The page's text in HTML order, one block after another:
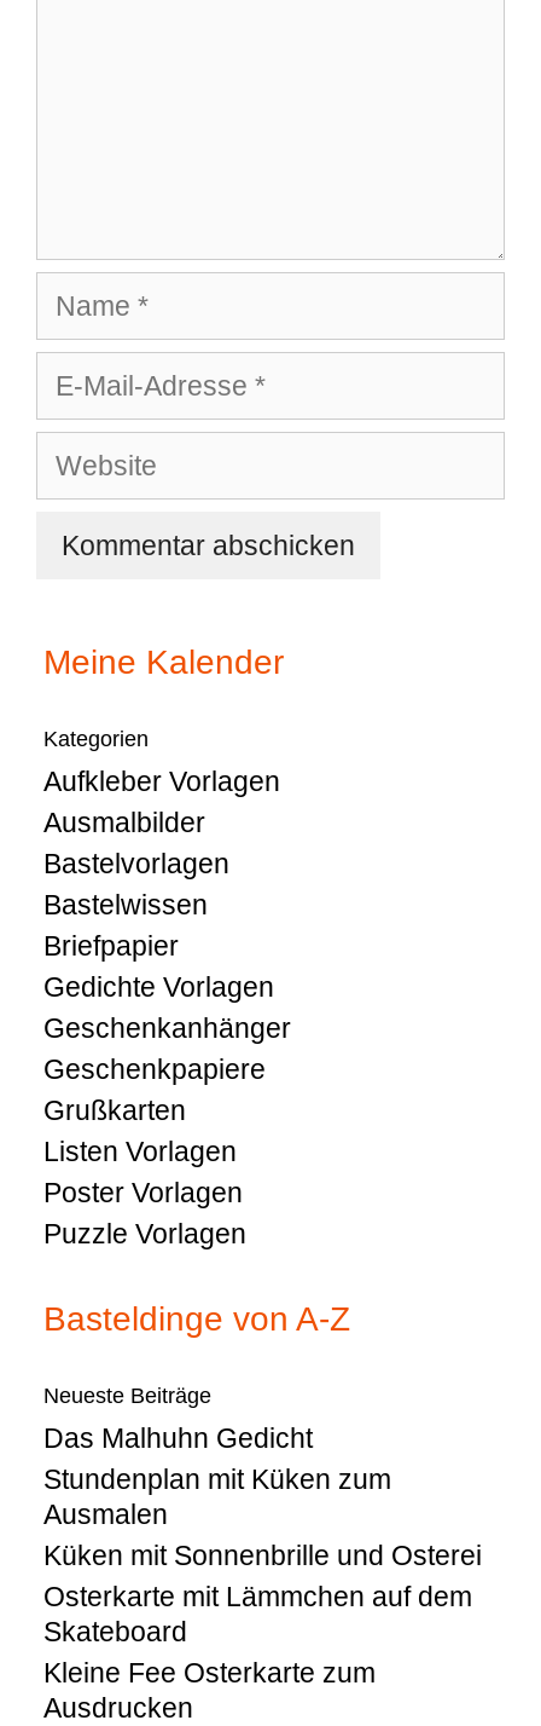
Mail-
Adresse
Website
Meine Kalender
Kategorien
Aufkleber Vorlagen
Ausmalbilder
Bastelvorlagen
Bastelwissen
Briefpapier
Gedichte Vorlagen
Geschenkanhänger
Geschenkpapiere
Grußkarten
Listen Vorlagen
Poster Vorlagen
Puzzle Vorlagen
Basteldinge von A-Z
Neueste Beiträge
Das Malhuhn Gedicht
Stundenplan mit Küken zum
Ausmalen
Küken mit Sonnenbrille und Osterei
Osterkarte mit Lämmchen auf dem
Skateboard
Kleine Fee Osterkarte zum
Ausdrucken